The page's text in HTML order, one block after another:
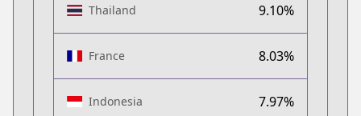
Thailand 9.10%
France 8.03%
Indonesia 7.97%